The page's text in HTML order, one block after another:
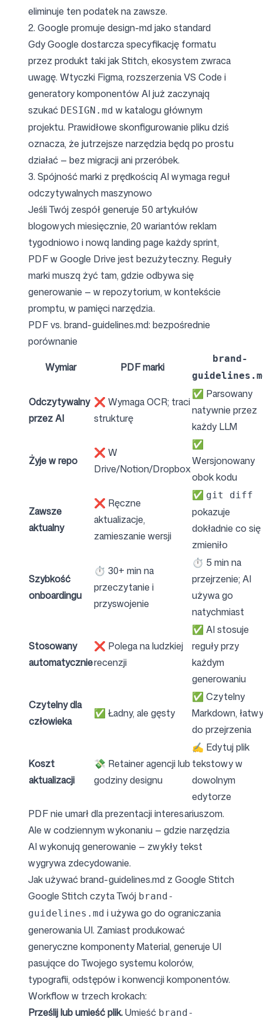
eliminuje ten podatek na zawsze.
2. Google promuje design-md jako standard
Gdy Google dostarcza specyfikację formatu
przez produkt taki jak Stitch, ekosystem zwraca
uwagę. Wtyczki Figma, rozszerzenia VS Code i
generatory komponentów AI już zaczynają
szukać DESIGN.md w katalogu głównym
projektu. Prawidłowe skonfigurowanie pliku dziś
oznacza, że jutrzejsze narzędzia będą po prostu
działać — bez migracji ani przeróbek.
3. Spójność marki z prędkością AI wymaga reguł
odczytywalnych maszynowo
Jeśli Twój zespół generuje 50 artykułów
blogowych miesięcznie, 20 wariantów reklam
tygodniowo i nową landing page każdy sprint,
PDF w Google Drive jest bezużyteczny. Reguły
marki muszą żyć tam, gdzie odbywa się
generowanie — w repozytorium, w kontekście
promptu, w pamięci narzędzia.
PDF vs. brand-guidelines.md: bezpośrednie
porównanie
Wymiar
PDF marki
brand-
Odczytywalny
przez AI
❌ Wymaga OCR; traci
strukturę
✅ Parsowany
natywnie przez
każdy LLM
Żyje w repo
❌ W
Drive/Notion/Dropbox
✅
Wersjonowany
obok kodu
Zawsze
aktualny
❌ Ręczne
aktualizacje,
zamieszanie wersji
✅ git diff
pokazuje
dokładnie co się
zmieniło
Szybkość
onboardingu
⏱ 30+ min na
przeczytanie i
przyswojenie
⏱ 5 min na
przejrzenie; AI
używa go
natychmiast
Stosowany
automatycznie
❌ Polega na ludzkiej
recenzji
✅ AI stosuje
reguły przy
każdym
generowaniu
Czytelny dla
człowieka
✅ Ładny, ale gęsty
✅ Czytelny
Markdown, łatwy
do przejrzenia
Koszt
aktualizacji
💸 Retainer agencji lub
godziny designu
✍️ Edytuj plik
tekstowy w
dowolnym
edytorze
PDF nie umarł dla prezentacji interesariuszom.
Ale w codziennym wykonaniu — gdzie narzędzia
AI wykonują generowanie — zwykły tekst
wygrywa zdecydowanie.
Jak używać brand-guidelines.md z Google Stitch
Google Stitch czyta Twój brand-
guidelines.md i używa go do ograniczania
generowania UI. Zamiast produkować
generyczne komponenty Material, generuje UI
pasujące do Twojego systemu kolorów,
typografii, odstępów i konwencji komponentów.
Workflow w trzech krokach:
Prześlij lub umieść plik.Umieść brand-